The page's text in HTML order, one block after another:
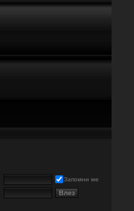
Запомни ме